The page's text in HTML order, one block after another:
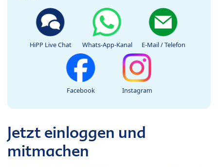
HiPP Live Chat Whats-App-Kanal E-Mail / Telefon
Facebook Instagram
Jetzt einloggen und
mitmachen